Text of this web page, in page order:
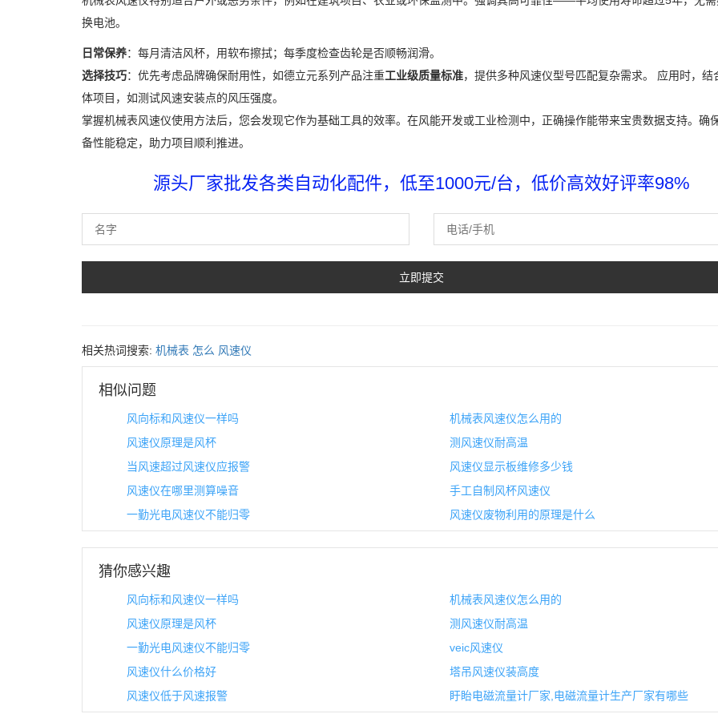
换电池。
日常保养：每月清洁风杯，用软布擦拭；每季度检查齿轮是否顺畅润滑。
选择技巧：优先考虑品牌确保耐用性，如德立元系列产品注重工业级质量标准，提供多种风速仪型号匹配复杂需求。 应用时，结
体项目，如测试风速安装点的风压强度。
掌握机械表风速仪使用方法后，您会发现它作为基础工具的效率。在风能开发或工业检测中，正确操作能带来宝贵数据支持。确
备性能稳定，助力项目顺利推进。
源头厂家批发各类自动化配件，低至1000元/台，低价高效好评率98%
相关热词搜索: 机械表 怎么 风速仪
相似问题
风向标和风速仪一样吗
机械表风速仪怎么用的
风速仪原理是风杯
测风速仪耐高温
当风速超过风速仪应报警
风速仪显示板维修多少钱
风速仪在哪里测算噪音
手工自制风杯风速仪
一勤光电风速仪不能归零
风速仪废物利用的原理是什么
猜你感兴趣
风向标和风速仪一样吗
机械表风速仪怎么用的
风速仪原理是风杯
测风速仪耐高温
一勤光电风速仪不能归零
veic风速仪
风速仪什么价格好
塔吊风速仪装高度
风速仪低于风速报警
盱眙电磁流量计厂家,电磁流量计生产厂家有哪些